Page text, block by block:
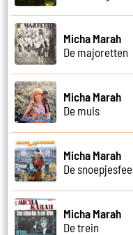
Micha Marah
De majoretten
Micha Marah
De muis
Micha Marah
De snoepjesfee
Micha Marah
De trein